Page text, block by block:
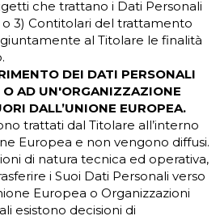
che trattano i Dati Personali
3) Contitolari del trattamento
al Titolare le finalità
DEI DATI PERSONALI
O AD UN'ORGANIZZAZIONE
DALL’UNIONE EUROPEA.
trattati dal Titolare all’interno
Europea e non vengono diffusi.
di natura tecnica ed operativa,
i Suoi Dati Personali verso
Europea o Organizzazioni
esistono decisioni di